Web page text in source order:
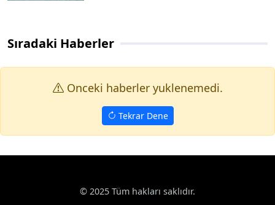
Sıradaki Haberler
Onceki haberler yuklenemedi.
Tekrar Dene
© 2025 Tüm hakları saklıdır.